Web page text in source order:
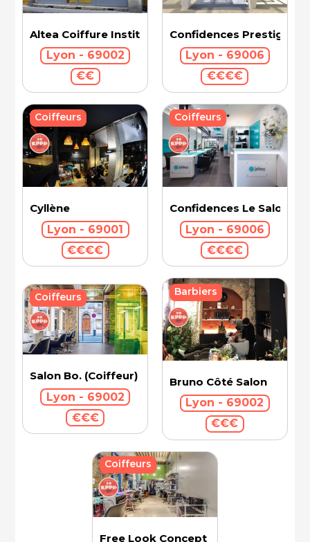
Altea Coiffure Institut
Lyon - 69002
€€
Confidences Prestige
Lyon - 69006
€€€€
Cyllène
Lyon - 69001
€€€€
Coiffeurs
Confidences Le Salon -
Lyon - 69006
€€€€
Coiffeurs
Salon Bo. (Coiffeur)
Lyon - 69002
€€€
Coiffeurs
Bruno Côté Salon
Lyon - 69002
€€€
Barbiers
Free Look Concept
Coiffeurs